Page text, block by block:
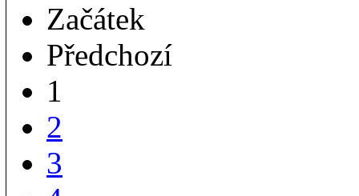
Začátek
Předchozí
1
2
3